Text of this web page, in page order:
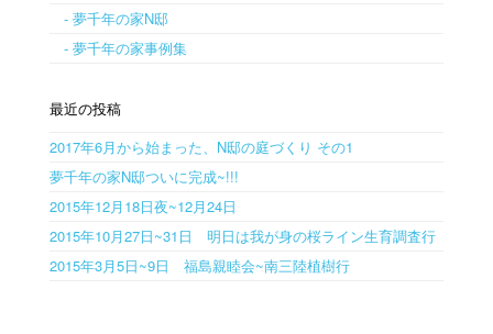
- 夢千年の家N邸
- 夢千年の家事例集
最近の投稿
2017年6月から始まった、N邸の庭づくり その1
夢千年の家N邸ついに完成~!!!
2015年12月18日夜~12月24日
2015年10月27日~31日 明日は我が身の桜ライン生育調査行
2015年3月5日~9日 福島親睦会~南三陸植樹行